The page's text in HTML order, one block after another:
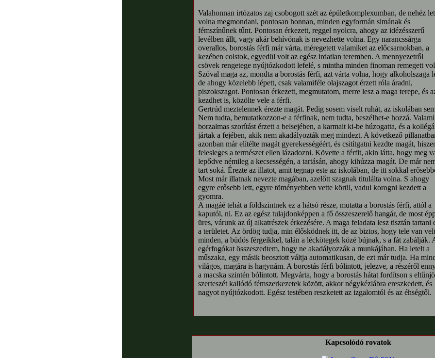
Valahonnan irtózatos zaj csobogott szét az épületkomplexumban, de nehéz
volna megmondani, pontosan honnan, minden egyformán simának és
fémszínűnek tűnt. Pontosan érkezett, reggel nyolcra, ahogy az idézésszerű
levélben állt, vagy akár behívónak is nevezhette volna. Egy narancssárga
overallos, borostás férfi már várta, méregetett valamiket az előcsarnokban, a
kezében colstok, egyedül volt az egész irdatlan teremben. A mennyezetről
csövek rengetege nyújtózkodott lefelé, s mintha minden finoman remegett
Szóval maga az, mondta a borostás férfi, azt várta volna, hogy alkoholszaga
de ahogy közelebb lépett, csak valamiféle olajszagot érzett róla áradni,
piszokszagot. Pontosan érkezett, megmutatom, merre lesz a maga terepe, és
kezdhet is, közölte vele a férfi.
Gertrúd meztelennek érezte magát. Pedig sosem viselt ruhát, az iskolában
Nem tudta, bemutatkozzon-e a férfinak, nem tudta, beszélhet-e hozzá. Valami
borzalmas szorítást érzett a belsejében, a karmait ki-be húzogatta, és a
jártak a fejében, akik nem akadályozták meg mindezt. A következő
azonban már elítélte magát gyerekességéért, és csitítgatni kezdte magát,
felesleges a természet ellen lázadozni. Követte a férfit, akin látta, hogy meg
lepődve némileg a kecsességén, a tartásán, ahogy kihúzza magát. De már
tart soká. Érezte az illatot, amit tegnap este az iskolában, de itt sokkal
Most már illatnak nevezte magában, azelőtt szagnak titulálta volna. S ahogy
egyre erősebb lett, egyre töményebben vette körül, vadul korogni kezdett a
gyomra.
A magáé tehát a földszintnek ez a hátsó része, mutatta a borostás férfi, attól a
kaputól, ni. Ez az egész tulajdonképpen a fő összeszerelő hangár, de most
üres, várunk az új alkatrészek érkezésére. A maga feladata lesz tisztán tartani
a területet. Az ördög tudja, min élősködnek itt, de az biztos, hogy tele van
minden, a büdös férgeikkel, talán a léckötegek közé bújnak, s a fát zabálják.
egérfogókat összeszedtem, hogy ne akadályozzák a munkájában. Ha letelt a
műszaka, egy másik beosztott váltja automatikusan, de ezt már tudja. Ha
világos, magára is hagynám. A borostás férfi bólintott, jelezve, a részéről
a macska szintén bólintott. Megvárta, hogy a borostás hátat fordítson s
szerteszét kallódó fémszerkezetek között, akkor négykézlábra ereszkedett, és
nagyot nyújtózkodott. Egész testében reszketett az izgalomtól és az éhségtől.
Kapcsolódó rovatok